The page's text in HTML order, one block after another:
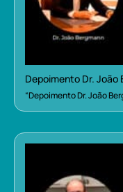
Depoimento Dr. João
“Depoimento Dr. João